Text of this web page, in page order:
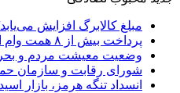
مبلغ کالابرگ افزایش
پرداخت بیش از ۸ همت وام ازدواج به زوج‌های جوان توسط بانک ملی ایران
وضعیت معیشت مردم و بحران
شورای رقابت و سازمان
انسداد تنگه هرمز، بازار